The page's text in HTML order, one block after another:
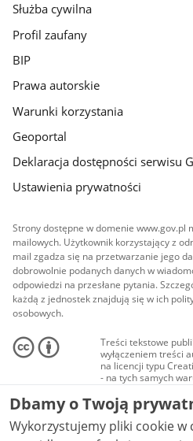
Służba cywilna
Profil zaufany
BIP
Prawa autorskie
Warunki korzystania
Geoportal
Deklaracja dostępności serwisu
Ustawienia prywatności
Strony dostępne w domenie www.gov.pl
mailowych. Użytkownik korzystający z
mail zgadza się na przetwarzanie jego
dobrowolnie podanych danych w
odpowiedzi na przesłane pytania.
każdą z jednostek znajdują się w ich
osobowych.
Treści tekstowe
wyłączeniem treści
na licencji typu
- na tych samych
Materiały
audio i wideo, są
Creative Commons:
niekomercyjne - bez
NC-ND 4.0), o ile nie
Dbamy o Twoją
Wykorzystujemy pliki cookie w